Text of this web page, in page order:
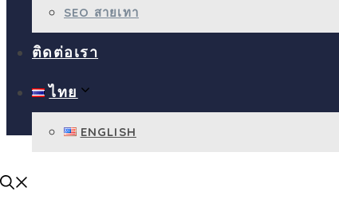
SEO สายเทา
ติดต่อเรา
ไทย
ENGLISH